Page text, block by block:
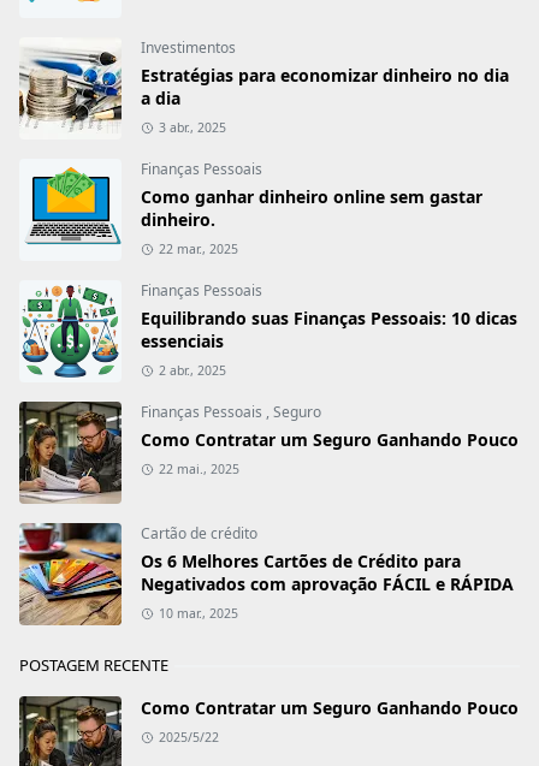
Investimentos
Estratégias para economizar dinheiro no dia
a dia
3 abr., 2025
Finanças Pessoais
Como ganhar dinheiro online sem gastar
dinheiro.
22 mar., 2025
Finanças Pessoais
Equilibrando suas Finanças Pessoais: 10 dicas
essenciais
2 abr., 2025
Finanças Pessoais , Seguro
Como Contratar um Seguro Ganhando Pouco
22 mai., 2025
Cartão de crédito
Os 6 Melhores Cartões de Crédito para
Negativados com aprovação FÁCIL e RÁPIDA
10 mar., 2025
POSTAGEM RECENTE
Como Contratar um Seguro Ganhando Pouco
2025/5/22